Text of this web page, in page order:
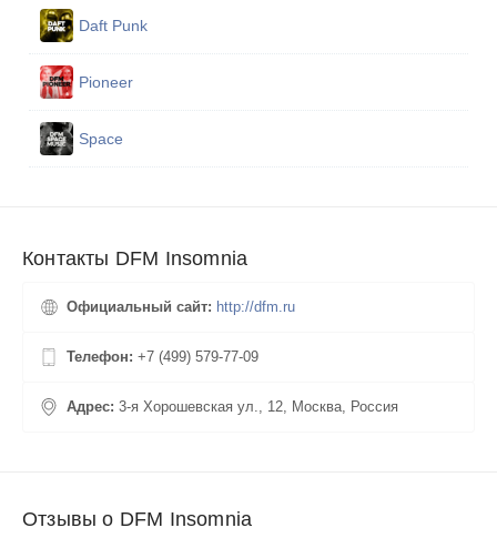
Daft Punk
Pioneer
Space
Контакты DFM Insomnia
Официальный сайт: http://dfm.ru
Телефон: +7 (499) 579-77-09
Адрес: 3-я Хорошевская ул., 12, Москва, Россия
Отзывы о DFM Insomnia